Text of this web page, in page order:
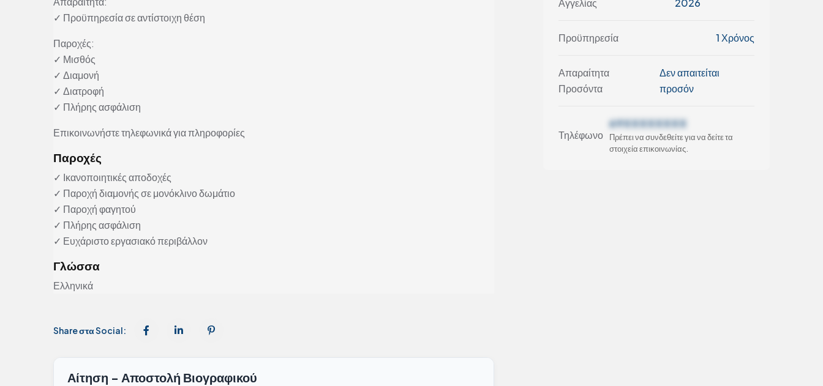
✓ Προϋπηρεσία σε αντίστοιχη θέση
Παροχές:
✓ Μισθός
✓ Διαμονή
✓ Διατροφή
✓ Πλήρης ασφάλιση
Επικοινωνήστε τηλεφωνικά για πληροφορίες
Παροχές
✓ Ικανοποιητικές αποδοχές
✓ Παροχή διαμονής σε μονόκλινο δωμάτιο
✓ Παροχή φαγητού
✓ Πλήρης ασφάλιση
✓ Ευχάριστο εργασιακό περιβάλλον
Γλώσσα
Ελληνικά
Share στα Social:
Αίτηση - Αποστολή Βιογραφικού
Αγγελίας
2026
Προϋπηρεσία 1 Χρόνος
Απαραίτητα
Προσόντα
Δεν απαιτείται
προσόν
Τηλέφωνο
69XXXXXXXX
Πρέπει να συνδεθείτε για να δείτε τα
στοιχεία επικοινωνίας.